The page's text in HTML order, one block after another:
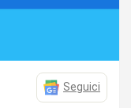
Seguici